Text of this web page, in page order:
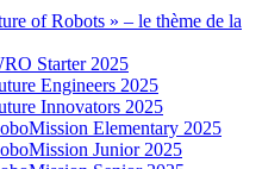
of Robots » – le thème de la
Starter 2025
Engineers 2025
Innovators 2025
Elementary 2025
Junior 2025